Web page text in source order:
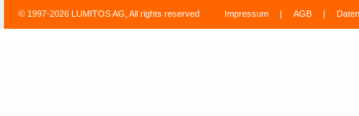
© 1997-2026 LUMITOS AG, All rights reserved Impressum | AGB |